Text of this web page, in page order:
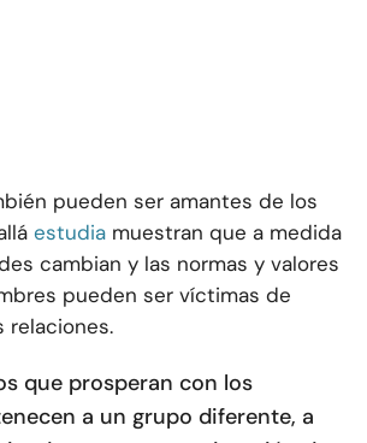
pueden ser amantes de los
estudia muestran que a medida
cambian y las normas y valores
pueden ser víctimas de
relaciones.
que prosperan con los
a un grupo diferente, a